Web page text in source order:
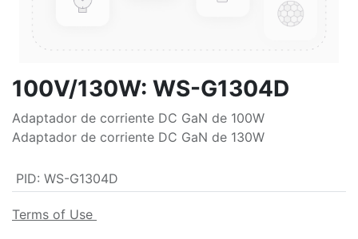
100V/130W: WS-G1304D
Adaptador de corriente DC GaN de 100W
Adaptador de corriente DC GaN de 130W
PID: WS-G1304D
Terms of Use